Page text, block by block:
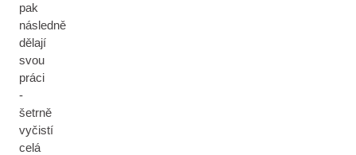
pak
následně
dělají
svou
práci
-
šetrně
vyčistí
celá